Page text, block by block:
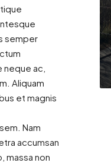
semper
ac,
Aliquam
et magnis
Nam
accumsan
massa non
DU ZEN
gratuit
Fleurimont,
Canada